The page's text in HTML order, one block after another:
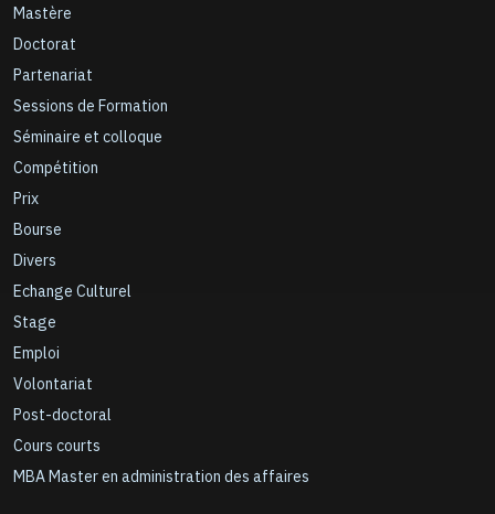
Mastère
Doctorat
Partenariat
Sessions de Formation
Séminaire et colloque
Compétition
Prix
Bourse
Divers
Echange Culturel
Stage
Emploi
Volontariat
Post-doctoral
Cours courts
MBA Master en administration des affaires